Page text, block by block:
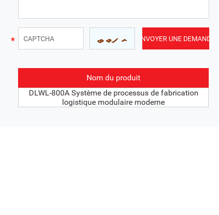
Nom du produit
DLWL-800A Système de processus de fabrication
logistique modulaire moderne